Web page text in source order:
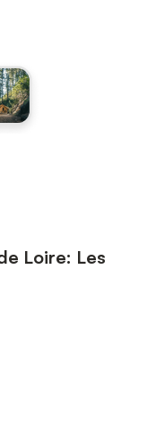
Loire: Les